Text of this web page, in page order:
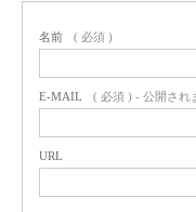
名前 ( 必須 )
E-MAIL ( 必須 ) - 公開され
URL